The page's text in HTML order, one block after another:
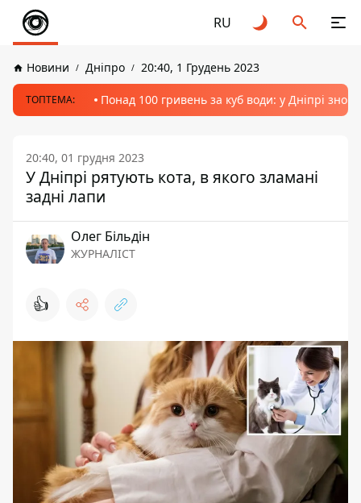
RU
Новини Дніпро 20:40, 1 Грудень 2023
ТОПТЕМА: Понад 100 гривень за куб води: у Дніпрі
20:40, 01 грудня 2023
У Дніпрі рятують кота, в якого зламані
задні лапи
Олег Більдін
ЖУРНАЛІСТ
👍